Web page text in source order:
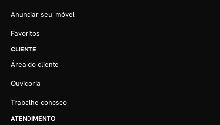
Anunciar seu imóvel
Favoritos
CLIENTE
Área do cliente
Ouvidoria
Trabalhe conosco
ATENDIMENTO